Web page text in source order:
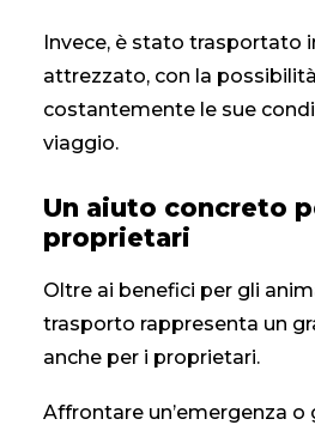
Invece, è stato trasportato
attrezzato, con la
costantemente le sue
viaggio.
Un aiuto concreto
proprietari
Oltre ai benefici per gli
trasporto rappresenta un
anche per i proprietari.
Affrontare un’emergenza o